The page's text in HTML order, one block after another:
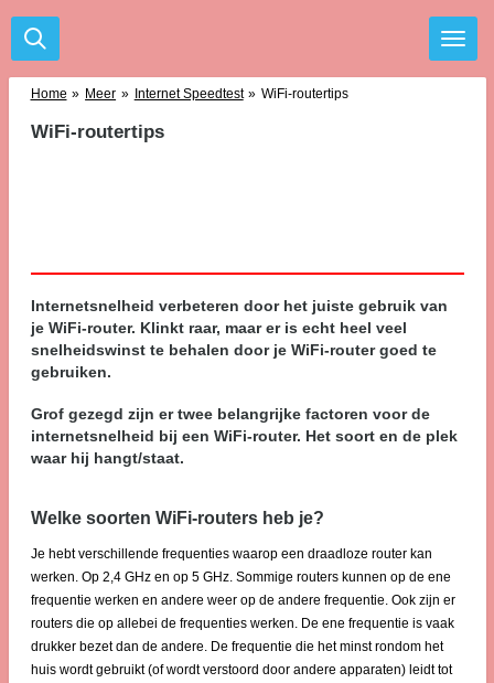
Ga
direct
Home » Meer » Internet Speedtest » WiFi-routertips
WiFi-routertips
Internetsnelheid verbeteren door het juiste gebruik van
je WiFi-router. Klinkt raar, maar er is echt heel veel
snelheidswinst te behalen door je WiFi-router goed te
gebruiken.
Grof gezegd zijn er twee belangrijke factoren voor de
internetsnelheid bij een WiFi-router. Het soort en de plek
waar hij hangt/staat.
Welke soorten WiFi-routers heb je?
Je hebt verschillende frequenties waarop een draadloze router kan
werken. Op 2,4 GHz en op 5 GHz. Sommige routers kunnen op de ene
frequentie werken en andere weer op de andere frequentie. Ook zijn er
routers die op allebei de frequenties werken. De ene frequentie is vaak
drukker bezet dan de andere. De frequentie die het minst rondom het
huis wordt gebruikt (of wordt verstoord door andere apparaten) leidt tot